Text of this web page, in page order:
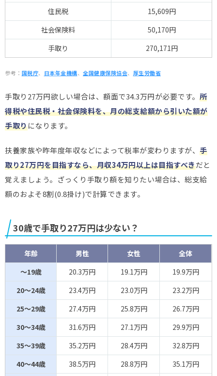
住民税
15,609円
社会保険料
50,170円
手取り
270,171円
参考： 国税庁、 日本年金機構、 全国健康保険協会、 厚生労働省
手取り27万円欲しい場合は、額面で34.3万円が必要です。 所
得税や住民税・社会保険料を、月の総支給額から引いた額が
手取りになります。
扶養家族や昨年度年収などによって税率が変わりますが、 手
取り27万円を目指すなら、月収34万円以上は目指すべきだと
覚えましょう。ざっくり手取り額を知りたい場合は、総支給
額のおよそ8割(0.8掛け)で計算できます。
30歳で手取り27万円は少ない？
年齢 男性 女性
全体
～19歳
20.3万円 19.1万円
19.9万円
20～24歳
23.4万円 23.0万円
23.2万円
25～29歳
27.4万円 25.8万円
26.7万円
30～34歳
31.6万円 27.1万円
29.9万円
35～39歳
35.2万円 28.4万円
32.8万円
40～44歳
38.5万円 28.8万円
35.1万円